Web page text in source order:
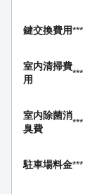
鍵交換費用***
室内清掃費
用
***
室内除菌消
臭費
***
駐車場料金***